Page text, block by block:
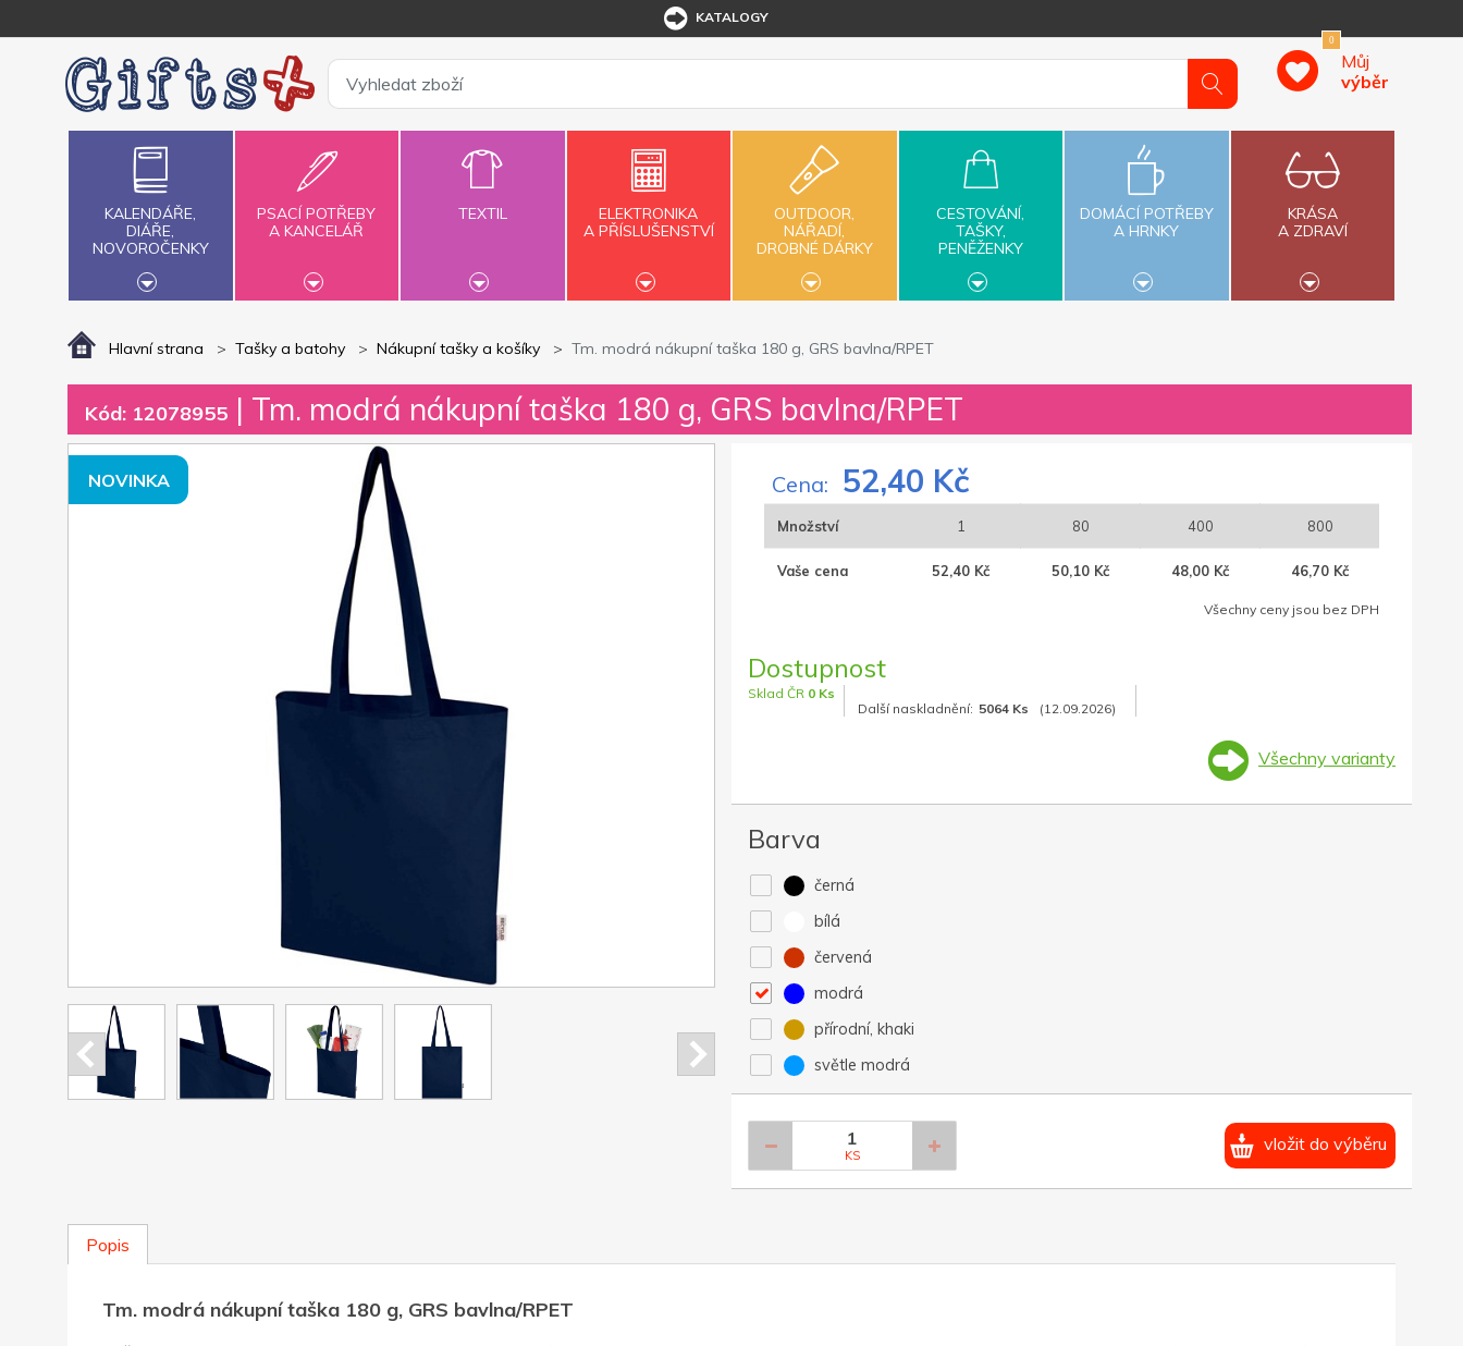
KATALOGY
0
Můj
výběr
KALENDÁŘE,
DIÁŘE,
NOVOROČENKY
PSACÍ POTŘEBY
A KANCELÁŘ
TEXTIL
ELEKTRONIKA
A PŘÍSLUŠENSTVÍ
OUTDOOR,
NÁŘADÍ,
DROBNÉ DÁRKY
CESTOVÁNÍ,
TAŠKY,
PENĚŽENKY
DOMÁCÍ POTŘEBY
A HRNKY
KRÁSA
A ZDRAVÍ
Hlavní strana Tašky a batohy Nákupní tašky a košíky Tm. modrá nákupní taška 180 g, GRS bavlna/RPET
Kód: 12078955 | Tm. modrá nákupní taška 180 g, GRS bavlna/RPET
NOVINKA Cena: 52,40 Kč
Množství 1 80 400 800
Vaše cena 52,40 Kč 50,10 Kč 48,00 Kč 46,70 Kč
Všechny ceny jsou bez DPH
Dostupnost
Sklad ČR 0 Ks
Další naskladnění: 5064 Ks (12.09.2026)
Všechny varianty
Barva
černá
bílá
červená
modrá
přírodní, khaki
světle modrá
KS
vložit do výběru
Popis
Tm. modrá nákupní taška 180 g, GRS bavlna/RPET